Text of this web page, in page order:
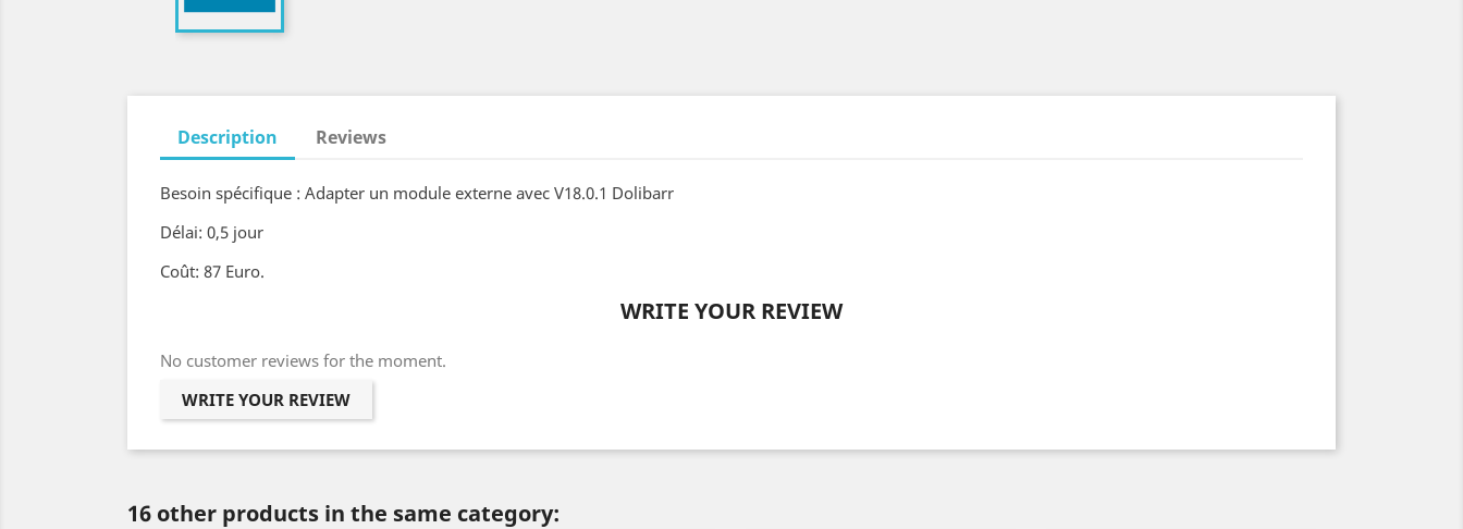
Description Reviews
Besoin spécifique : Adapter un module externe avec V18.0.1 Dolibarr
Délai: 0,5 jour
Coût: 87 Euro.
WRITE YOUR REVIEW
No customer reviews for the moment.
WRITE YOUR REVIEW
16 other products in the same category: